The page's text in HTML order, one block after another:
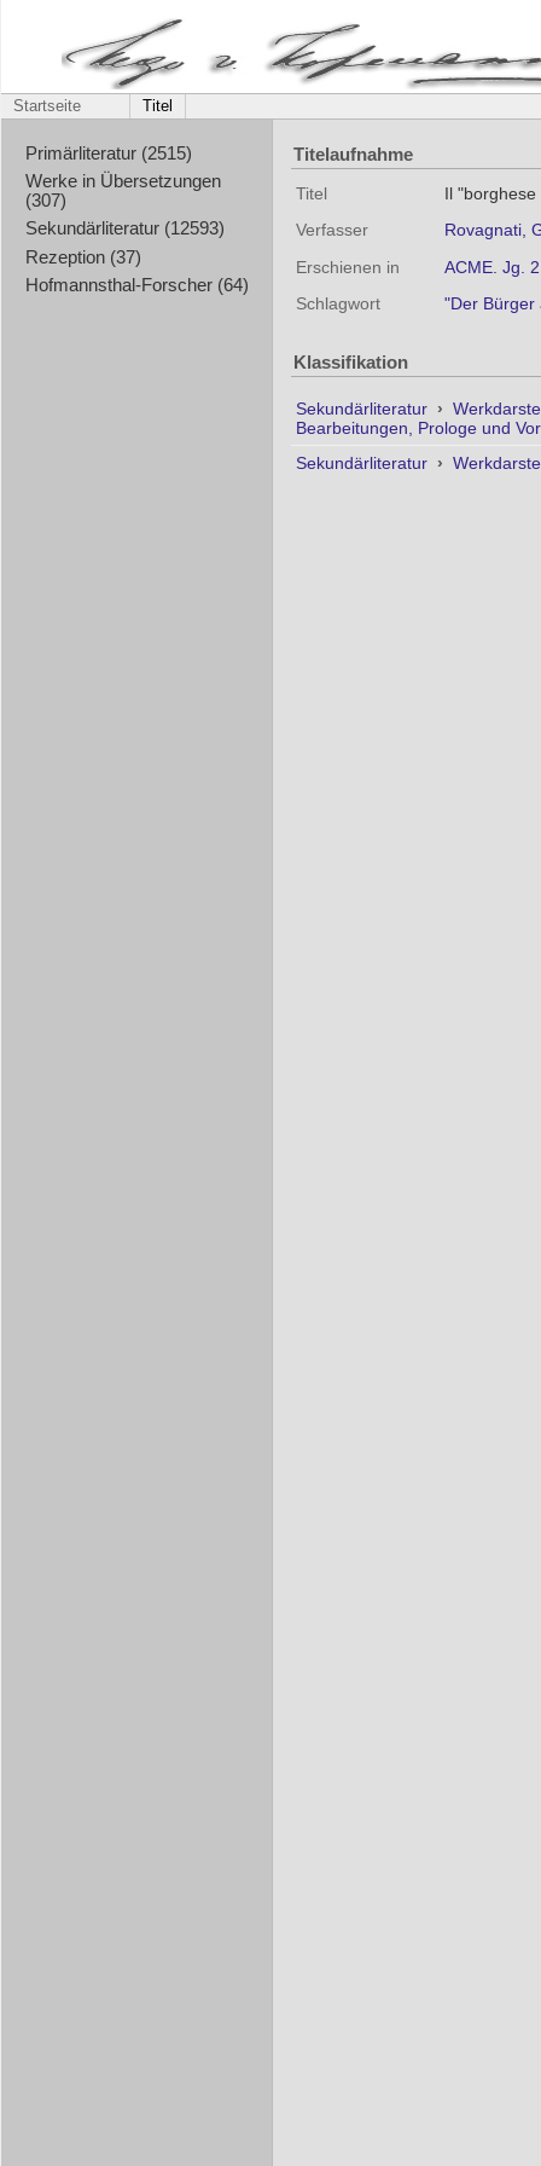
Startseite Titel
Primärliteratur (2515)
Werke in Übersetzungen
(307)
Sekundärliteratur (12593)
Rezeption (37)
Hofmannsthal-Forscher (64)
Titelaufnahme
Titel
Il
Verfasser
Rovagnati,
Erschienen in
ACME. Jg.
Schlagwort
"Der Bürger
Klassifikation
Sekundärliteratur ›
Bearbeitungen, Prologe und
Sekundärliteratur ›